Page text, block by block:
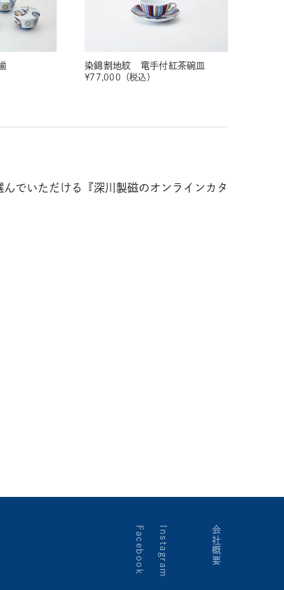
染錦割地紋 竜手付紅茶碗皿
¥77,000 （税込）
でいただける『深川製磁のオンラインカタ
会社概要
Instagram
Facebook